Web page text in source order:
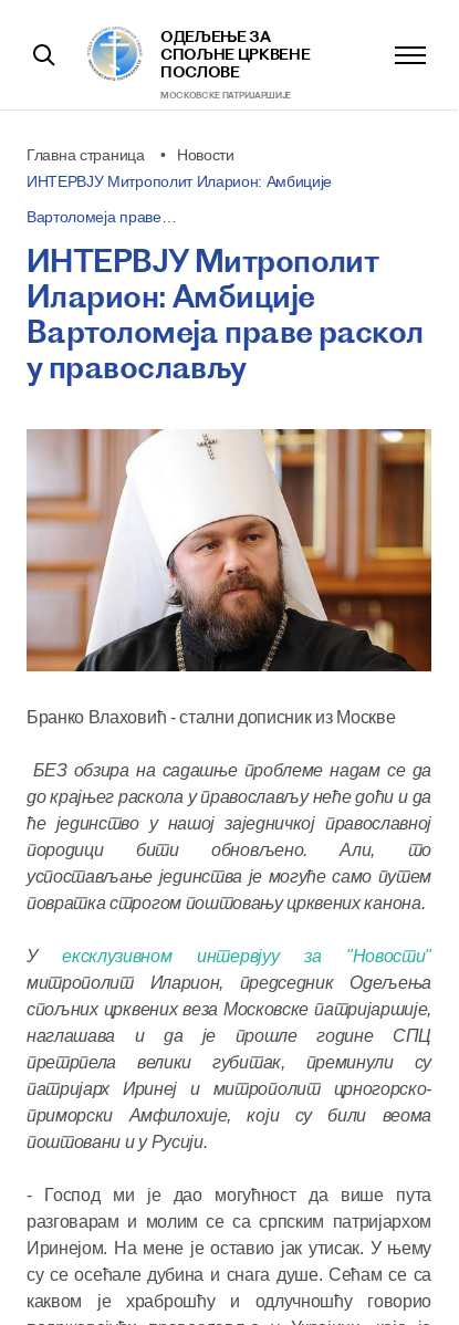
ОДЕЉЕЊЕ ЗА
СПОЉНЕ ЦРКВЕНЕ
ПОСЛОВЕ
МОСКОВСКЕ ПАТРИJАРШИЈЕ
Главна страница
Новости
ИНТЕРВЈУ Митрополит Иларион: Амбиције
Вартоломеја праве…
ИНТЕРВЈУ Митрополит
Иларион: Амбиције
Вартоломеја праве раскол
у православљу
Бранко Влаховић - стални дописник из Москве
БЕЗ обзира на садашње проблеме надам се да
до крајњег раскола у православљу неће доћи и да
ће јединство у нашој заједничкој православној
породици бити обновљено. Али, то
успостављање јединства је могуће само путем
повратка строгом поштовању црквених канона.
Уексклузивном интервјуу за "Новости"
митрополит Иларион, председник Одељења
спољних црквених веза Московске патријаршије,
наглашава и да је прошле године СПЦ
претрпела велики губитак, преминули су
патријарх Иринеј и митрополит црногорско-
приморски Амфилохије, који су били веома
поштовани и у Русији.
- Господ ми је дао могућност да више пута
разговарам и молим се са српским патријархом
Иринејом. На мене је оставио јак утисак. У њему
су се осећале дубина и снага душе. Сећам се са
каквом је храброшћу и одлучношћу говорио